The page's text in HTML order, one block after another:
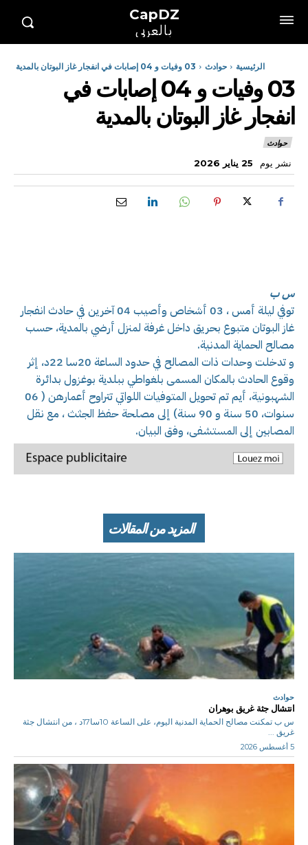
CapDZ
بالعربي
الرئيسية حوادث 03 وفيات و 04 إصابات في انفجار غاز البوتان بالمدية
03 وفيات و 04 إصابات في
انفجار غاز البوتان بالمدية
حوادث
نشر يوم 25 يناير 2026
س ب
توفي ليلة أمس ، 03 أشخاص وأصيب 04 آخرين في حادث انفجار
غاز البوتان متبوع بحريق داخل غرفة لمنزل أرضي بالمدية، حسب
مصالح الحماية المدنية.
و تدخلت وحدات ذات المصالح في حدود الساعة 20سا 22د، إثر
وقوع الحادث بالمكان المسمى بلغواطي ببلدية بوغزول بدائرة
الشهبونية، أيم تم تحويل المتوفيات اللواتي تتراوح أعمارهن ( 06
سنوات، 50 سنة و 90 سنة) إلى مصلحة حفظ الجثث ، مع نقل
المصابين إلى المستشفى، وفق البيان.
المزيد من المقالات
حوادث
انتشال جثة غريق بوهران
س ب تمكنت مصالح الحماية المدنية اليوم، على الساعة 10سا17د ، من انتشال جثة
غريق ...
5 أغسطس 2026